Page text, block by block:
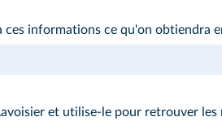
ces informations ce qu'on obtiendra
et utilise-le pour retrouver